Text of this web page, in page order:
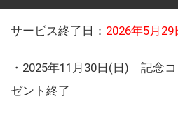
サービス終了日： 2026年5月29
・2025年11月30日(日) 記念
ゼント終了